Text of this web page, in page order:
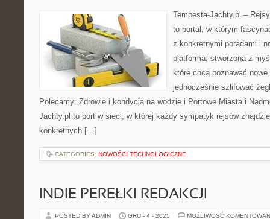
Tempesta-Jachty.pl –
to portal, w którym
z konkretnymi poradami i
platforma, stworzona z
które chcą poznawać
jednocześnie szlifować
Polecamy: Zdrowie i kondycja na wodzie i Portowe Miasta i
Jachty.pl to port w sieci, w której każdy sympatyk rejsów
konkretnych […]
CATEGORIES: NOWOŚCI TECHNOLOGICZNE
INDIE PEREŁKI REDAKCJI
POSTED BY ADMIN GRU - 4 - 2025 MOŻLIWOŚĆ